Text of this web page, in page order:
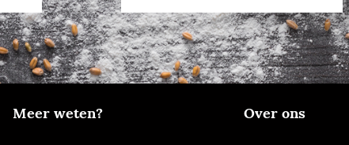
Meer weten? Over ons